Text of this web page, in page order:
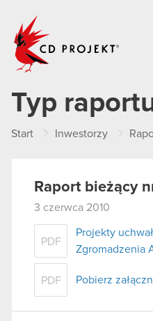
Typ
Start Inwestorzy
Raport bieżący
3 czerwca 2010
PDF
Projekty
Zgromadzenia
PDF Pobierz